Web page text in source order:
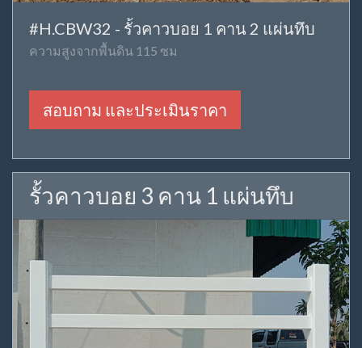
#H.CBW32 - รั้วคาวบอย 1 คาน 2 แผ่นทึบ
ความสูงจากพื้นดิน 115 ซม
สอบถาม และประเมินราคา
รั้วคาวบอย 3 คาน 1 แผ่นทึบ